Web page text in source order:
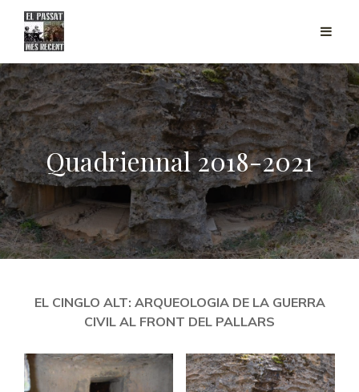
Quadriennal 2018-2021
EL CINGLO ALT: ARQUEOLOGIA DE LA GUERRA
CIVIL AL FRONT DEL PALLARS